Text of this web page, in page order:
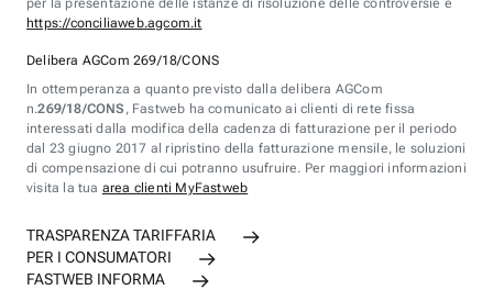
per la presentazione delle istanze di risoluzione delle controversie è
https://conciliaweb.agcom.it
Delibera AGCom 269/18/CONS
In ottemperanza a quanto previsto dalla delibera AGCom
n.269/18/CONS , Fastweb ha comunicato ai clienti di rete fissa
interessati dalla modifica della cadenza di fatturazione per il periodo
dal 23 giugno 2017 al ripristino della fatturazione mensile, le soluzioni
di compensazione di cui potranno usufruire. Per maggiori informazioni
visita la tua area clienti MyFastweb
TRASPARENZA TARIFFARIA
PER I CONSUMATORI
FASTWEB INFORMA